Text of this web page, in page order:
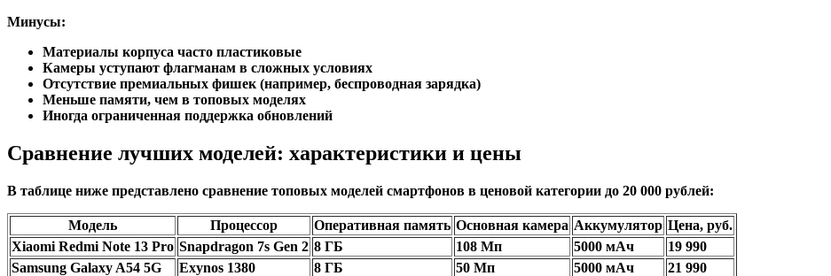
Минусы:
Материалы корпуса часто пластиковые
Камеры уступают флагманам в сложных условиях
Отсутствие премиальных фишек (например, беспроводная зарядка)
Меньше памяти, чем в топовых моделях
Иногда ограниченная поддержка обновлений
Сравнение лучших моделей: характеристики и цены
В таблице ниже представлено сравнение топовых моделей смартфонов в ценовой категории до 20 000 рублей:
Модель Процессор Оперативная память Основная камера Аккумулятор Цена, руб.
Xiaomi Redmi Note 13 Pro Snapdragon 7s Gen 2 8 ГБ 108 Мп 5000 мАч
19 990
Samsung Galaxy A54 5G
Exynos 1380 8 ГБ 50 Мп 5000 мАч
21 990